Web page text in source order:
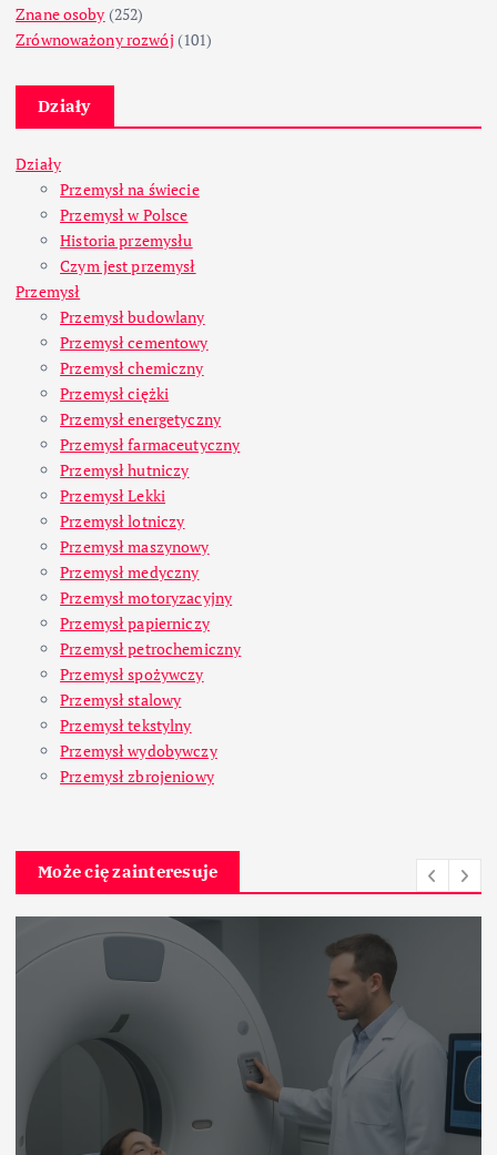
Znane osoby (252)
Zrównoważony rozwój (101)
Działy
Działy
Przemysł na świecie
Przemysł w Polsce
Historia przemysłu
Czym jest przemysł
Przemysł
Przemysł budowlany
Przemysł cementowy
Przemysł chemiczny
Przemysł ciężki
Przemysł energetyczny
Przemysł farmaceutyczny
Przemysł hutniczy
Przemysł Lekki
Przemysł lotniczy
Przemysł maszynowy
Przemysł medyczny
Przemysł motoryzacyjny
Przemysł papierniczy
Przemysł petrochemiczny
Przemysł spożywczy
Przemysł stalowy
Przemysł tekstylny
Przemysł wydobywczy
Przemysł zbrojeniowy
Może cię zainteresuje